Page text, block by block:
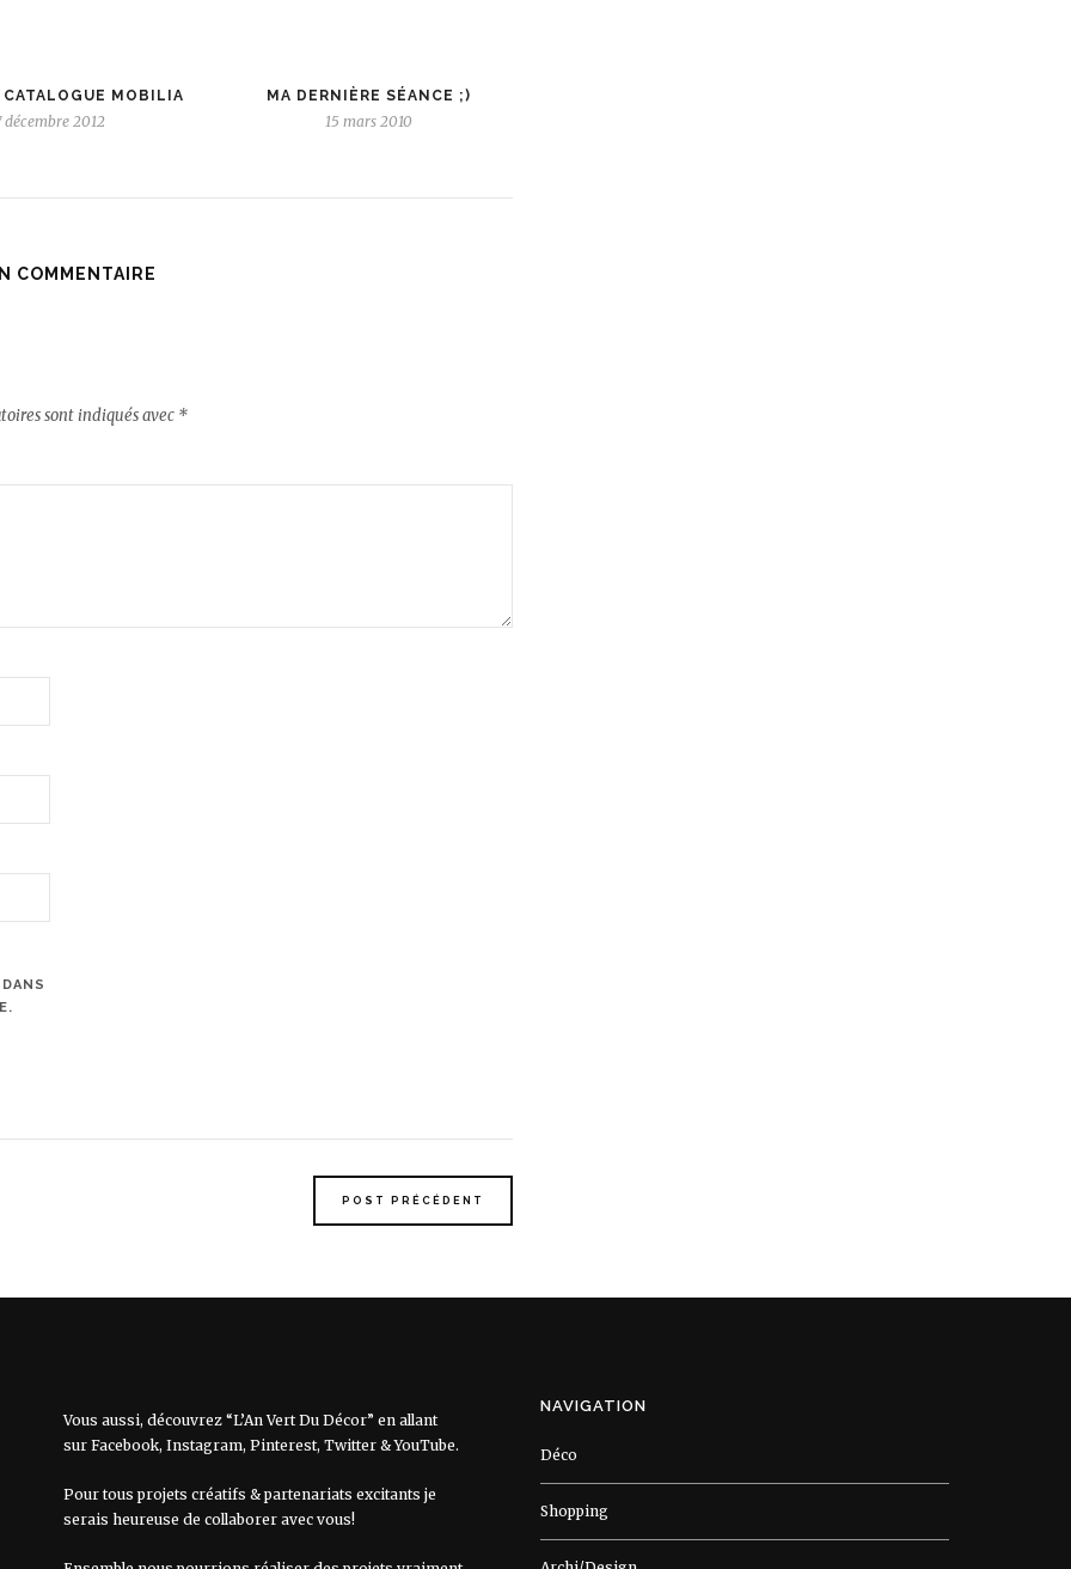
CATALOGUE MOBILIA
décembre 2012
MA DERNIÈRE SÉANCE ;)
15 mars 2010
COMMENTAIRE
sont indiqués avec *
POST PRÉCÉDENT
Vous aussi, découvrez “L’An Vert Du Décor” en allant
sur Facebook, Instagram, Pinterest, Twitter &YouTube.
Pour tous projets créatifs & partenariats excitants je
serais heureuse de collaborer avec vous!
NAVIGATION
Déco
Shopping